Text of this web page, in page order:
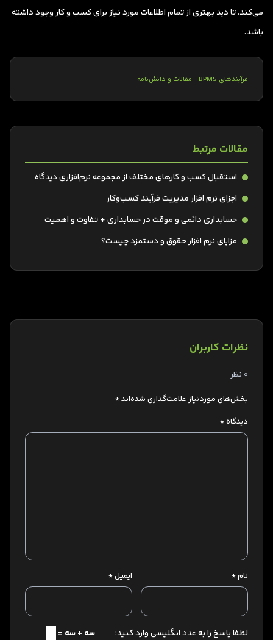
می‌کند. تا دید بهتری از تمام اطلاعات مورد نیاز برای کسب و کار وجود داشته
باشد.
فرآیندهای BPMS مقالات و دانش‌نامه
مقالات مرتبط
استقبال کسب و کارهای مختلف از مجموعه نرم‌افزاری دیدگاه
اجزای نرم‌ افزار مدیریت فرآیند کسب‌وکار
حسابداری دائمی و موقت در حسابداری + تفاوت و اهمیت
مزایای نرم افزار حقوق و دستمزد چیست؟
نظرات کاربران
0 نظر
بخش‌های موردنیاز علامت‌گذاری شده‌اند*
دیدگاه*
نام* ایمیل*
لطفا پاسخ را به عدد انگلیسی وارد کنید:
سه + سه =